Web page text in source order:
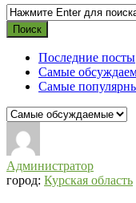
Последние посты
Самые
Самые
СВО
Списки
погибших
Администратор
город: Курская область